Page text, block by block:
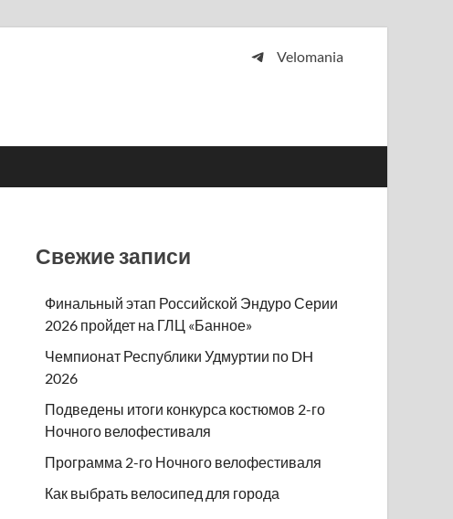
Velomania
Свежие записи
Финальный этап Российской Эндуро Серии
2026 пройдет на ГЛЦ «Банное»
Чемпионат Республики Удмуртии по DH
2026
Подведены итоги конкурса костюмов 2-го
Ночного велофестиваля
Программа 2-го Ночного велофестиваля
Как выбрать велосипед для города